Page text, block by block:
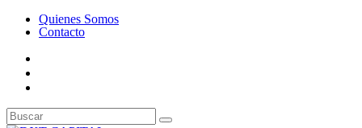
Quienes Somos
Contacto